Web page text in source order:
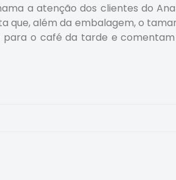
a atenção dos clientes do
que, além da embalagem, o
para o café da tarde e